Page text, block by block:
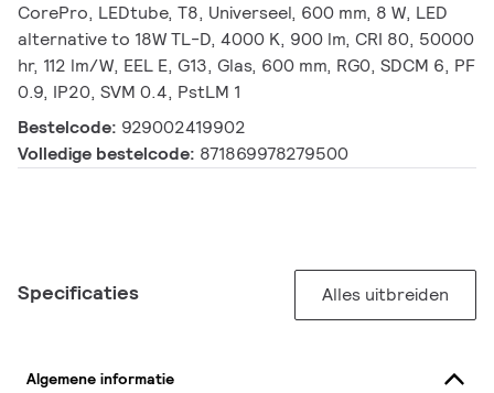
CorePro, LEDtube, T8, Universeel, 600 mm, 8 W, LED
alternative to 18W TL-D, 4000 K, 900 lm, CRI 80, 50000
hr, 112 lm/W, EEL E, G13, Glas, 600 mm, RG0, SDCM 6, PF
0.9, IP20, SVM 0.4, PstLM 1
Bestelcode: 929002419902
Volledige bestelcode: 871869978279500
Specificaties Alles uitbreiden
Algemene informatie